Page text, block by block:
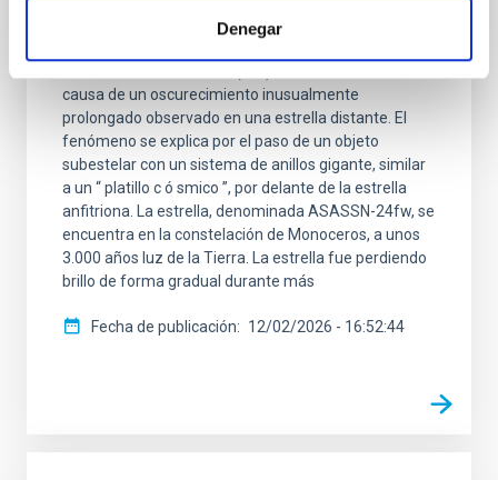
Denegar
Un equipo científico internacional, en el que participa
causa de un oscurecimiento inusualmente
prolongado observado en una estrella distante. El
fenómeno se explica por el paso de un objeto
subestelar con un sistema de anillos gigante, similar
a un “ platillo c ó smico ”, por delante de la estrella
anfitriona. La estrella, denominada ASASSN-24fw, se
encuentra en la constelación de Monoceros, a unos
3.000 años luz de la Tierra. La estrella fue perdiendo
brillo de forma gradual durante más
Fecha de publicación 12/02/2026 - 16:52:44